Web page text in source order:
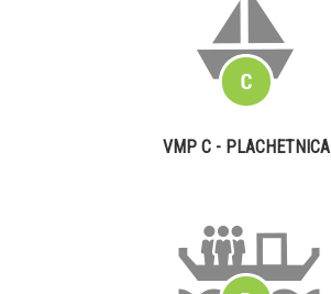
VMP C - PLACHETNICA